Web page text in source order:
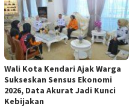
Wali Kota Kendari Ajak Warga
Sukseskan Sensus Ekonomi
2026, Data Akurat Jadi Kunci
Kebijakan